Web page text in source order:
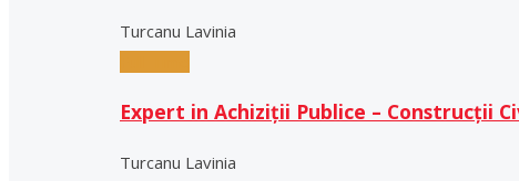
Turcanu Lavinia
Expert in Achiziții Publice – Construcții
Turcanu Lavinia